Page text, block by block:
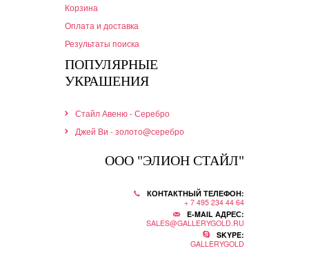
Корзина
Оплата и доставка
Результаты поиска
ПОПУЛЯРНЫЕ
УКРАШЕНИЯ
Стайл Авеню - Серебро
Джей Ви - золото@серебро
ООО "ЭЛИОН СТАЙЛ"
КОНТАКТНЫЙ ТЕЛЕФОН:
+ 7 495 234 44 64
E-MAIL АДРЕС:
SALES@GALLERYGOLD.RU
SKYPE:
GALLERYGOLD